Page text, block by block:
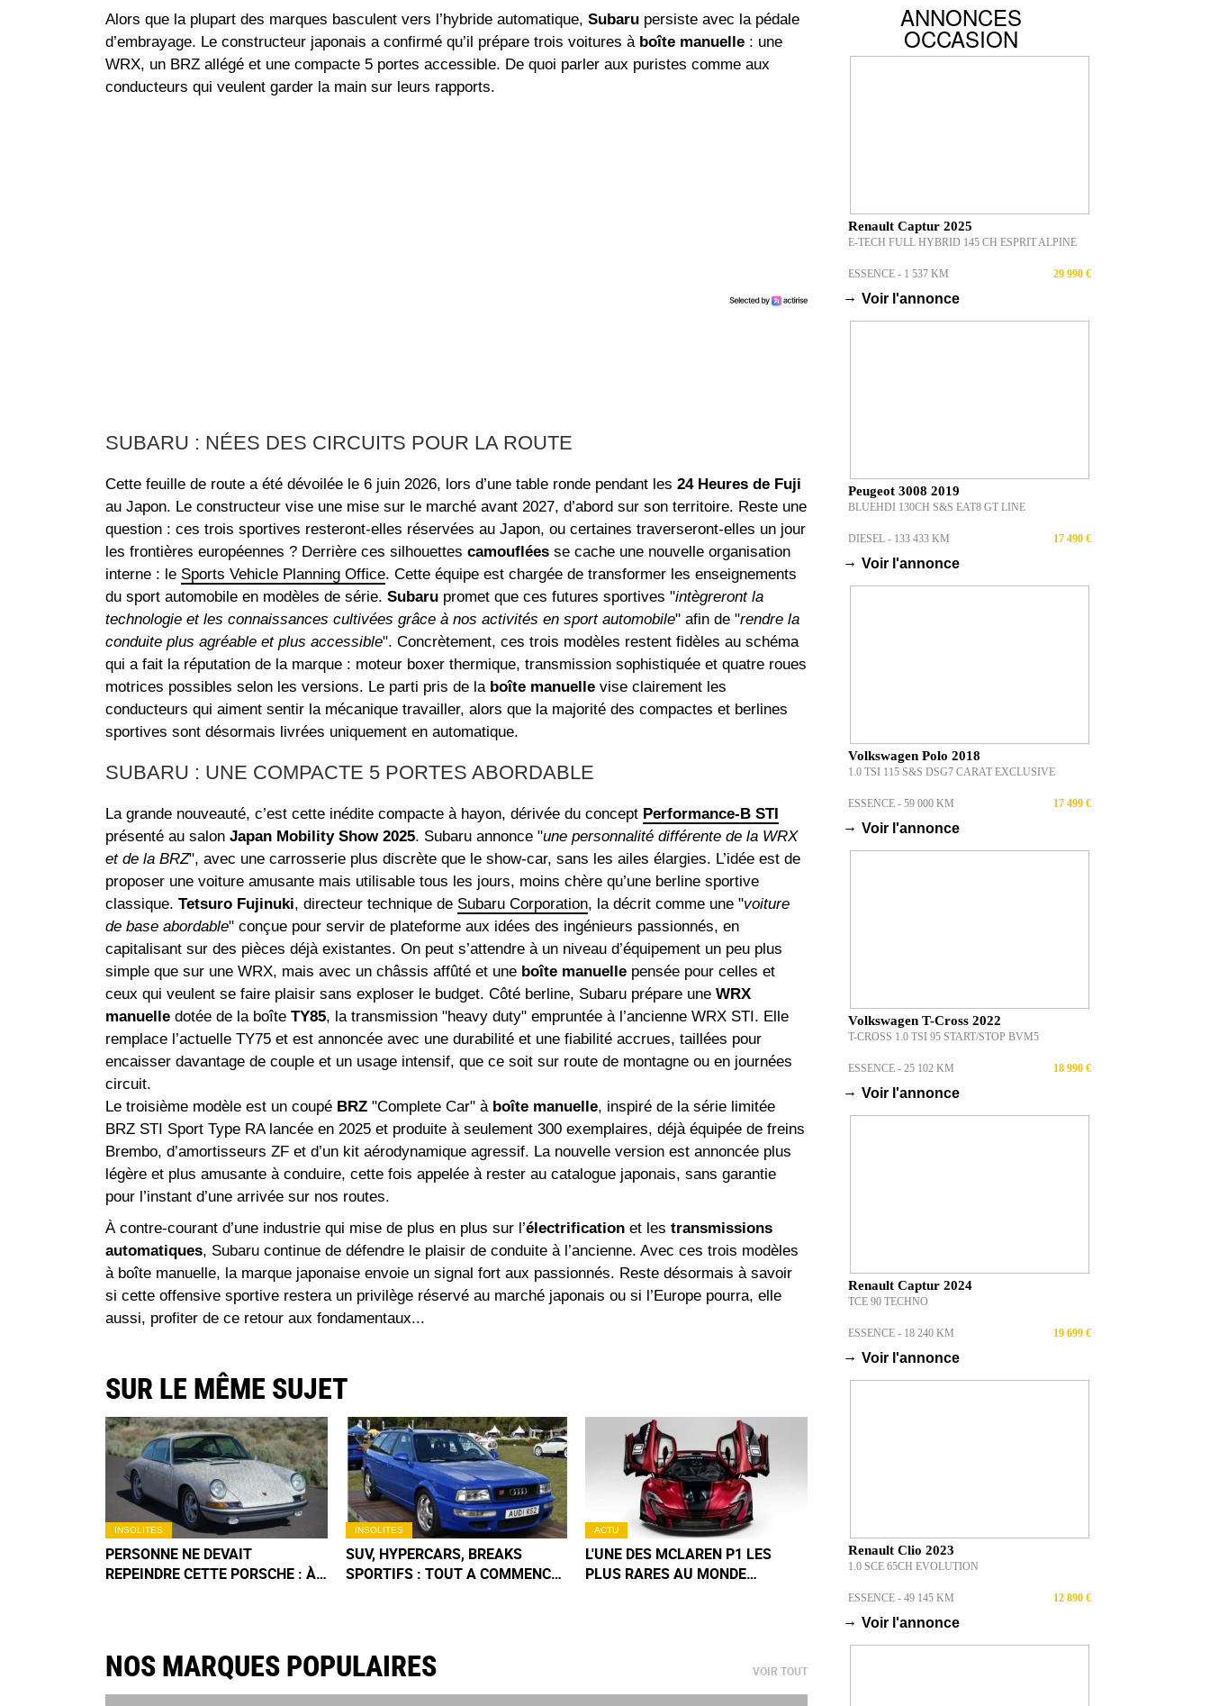
Alors que la plupart des marques basculent vers l’hybride automatique, Subaru persiste avec la pédale
d’embrayage. Le constructeur japonais a confirmé qu’il prépare trois voitures à boîte manuelle : une
WRX, un BRZ allégé et une compacte 5 portes accessible. De quoi parler aux puristes comme aux
conducteurs qui veulent garder la main sur leurs rapports.
SUBARU : NÉES DES CIRCUITS POUR LA ROUTE
Cette feuille de route a été dévoilée le 6 juin 2026, lors d’une table ronde pendant les 24 Heures de Fuji
au Japon. Le constructeur vise une mise sur le marché avant 2027, d’abord sur son territoire. Reste une
question : ces trois sportives resteront‑elles réservées au Japon, ou certaines traverseront‑elles un jour
les frontières européennes ? Derrière ces silhouettes camouflées se cache une nouvelle organisation
interne : le Sports Vehicle Planning Office. Cette équipe est chargée de transformer les enseignements
du sport automobile en modèles de série. Subaru promet que ces futures sportives "intègreront la
technologie et les connaissances cultivées grâce à nos activités en sport automobile" afin de "rendre la
conduite plus agréable et plus accessible". Concrètement, ces trois modèles restent fidèles au schéma
qui a fait la réputation de la marque : moteur boxer thermique, transmission sophistiquée et quatre roues
motrices possibles selon les versions. Le parti pris de la boîte manuelle vise clairement les
conducteurs qui aiment sentir la mécanique travailler, alors que la majorité des compactes et berlines
sportives sont désormais livrées uniquement en automatique.
SUBARU : UNE COMPACTE 5 PORTES ABORDABLE
La grande nouveauté, c’est cette inédite compacte à hayon, dérivée du concept Performance‑B STI
présenté au salon Japan Mobility Show 2025. Subaru annonce "une personnalité différente de la WRX
et de la BRZ", avec une carrosserie plus discrète que le show‑car, sans les ailes élargies. L’idée est de
proposer une voiture amusante mais utilisable tous les jours, moins chère qu’une berline sportive
classique. Tetsuro Fujinuki, directeur technique de Subaru Corporation, la décrit comme une "voiture
de base abordable" conçue pour servir de plateforme aux idées des ingénieurs passionnés, en
capitalisant sur des pièces déjà existantes. On peut s’attendre à un niveau d’équipement un peu plus
simple que sur une WRX, mais avec un châssis affûté et une boîte manuelle pensée pour celles et
ceux qui veulent se faire plaisir sans exploser le budget. Côté berline, Subaru prépare une WRX
manuelle dotée de la boîte TY85, la transmission "heavy duty" empruntée à l’ancienne WRX STI. Elle
remplace l’actuelle TY75 et est annoncée avec une durabilité et une fiabilité accrues, taillées pour
encaisser davantage de couple et un usage intensif, que ce soit sur route de montagne ou en journées
circuit.
Le troisième modèle est un coupé BRZ "Complete Car" à boîte manuelle, inspiré de la série limitée
BRZ STI Sport Type RA lancée en 2025 et produite à seulement 300 exemplaires, déjà équipée de freins
Brembo, d’amortisseurs ZF et d’un kit aérodynamique agressif. La nouvelle version est annoncée plus
légère et plus amusante à conduire, cette fois appelée à rester au catalogue japonais, sans garantie
pour l’instant d’une arrivée sur nos routes.
À contre-courant d’une industrie qui mise de plus en plus sur l’électrification et les transmissions
automatiques, Subaru continue de défendre le plaisir de conduite à l’ancienne. Avec ces trois modèles
à boîte manuelle, la marque japonaise envoie un signal fort aux passionnés. Reste désormais à savoir
si cette offensive sportive restera un privilège réservé au marché japonais ou si l’Europe pourra, elle
aussi, profiter de ce retour aux fondamentaux...
SUR LE MÊME SUJET
INSOLITES
PERSONNE NE DEVAIT
REPEINDRE CETTE PORSCHE : À
INSOLITES
SUV, HYPERCARS, BREAKS
SPORTIFS : TOUT A COMMENCÉ
ACTU
L'UNE DES MCLAREN P1 LES
PLUS RARES AU MONDE
NOS MARQUES POPULAIRES VOIR TOUT
ANNONCES
OCCASION
Renault Captur 2025
E-TECH FULL HYBRID 145 CH ESPRIT ALPINE
ESSENCE - 1 537 KM 29 990 €
→ Voir l'annonce
Peugeot 3008 2019
BLUEHDI 130CH S&S EAT8 GT LINE
DIESEL - 133 433 KM 17 490 €
→ Voir l'annonce
Volkswagen Polo 2018
1.0 TSI 115 S&S DSG7 CARAT EXCLUSIVE
ESSENCE - 59 000 KM 17 499 €
→ Voir l'annonce
Volkswagen T-Cross 2022
T-CROSS 1.0 TSI 95 START/STOP BVM5
ESSENCE - 25 102 KM 18 990 €
→ Voir l'annonce
Renault Captur 2024
TCE 90 TECHNO
ESSENCE - 18 240 KM 19 699 €
→ Voir l'annonce
Renault Clio 2023
1.0 SCE 65CH EVOLUTION
ESSENCE - 49 145 KM 12 890 €
→ Voir l'annonce